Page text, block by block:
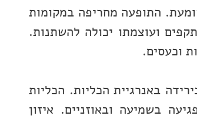
התופעה מחריפה במקומות
ועוצמתו יכולה להשתנות.
וכעסים.
באנרגיית הכליות. הכליות
בשמיעה ובאוזניים. איזון